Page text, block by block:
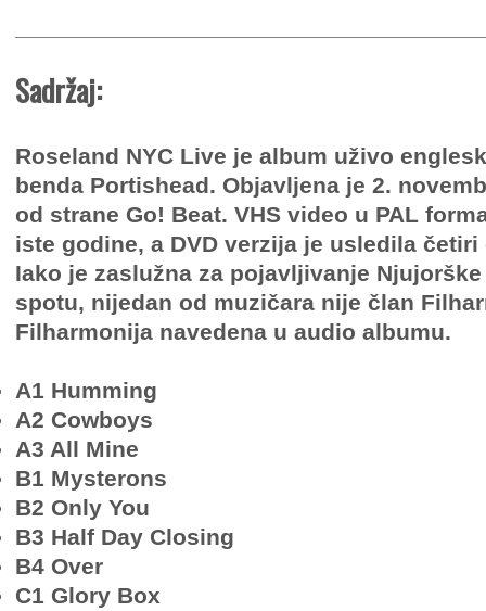
Sadržaj:
Roseland NYC Live je album uživo
benda Portishead. Objavljena je 2.
od strane Go! Beat. VHS video u PAL
iste godine, a DVD verzija je usledila
Iako je zaslužna za pojavljivanje
spotu, nijedan od muzičara nije član
Filharmonija navedena u audio albumu.
A1 Humming
A2 Cowboys
A3 All Mine
B1 Mysterons
B2 Only You
B3 Half Day Closing
B4 Over
C1 Glory Box